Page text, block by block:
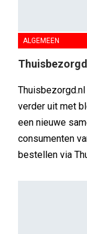
ALGEMEEN
verder uit met
een nieuwe
consumenten
bestellen via